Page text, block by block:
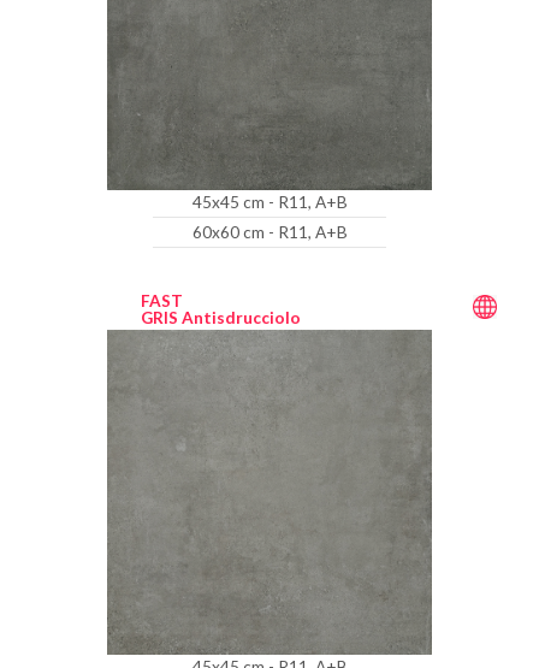
45x45 cm - R11, A+B
60x60 cm - R11, A+B
FAST
GRIS Antisdrucciolo